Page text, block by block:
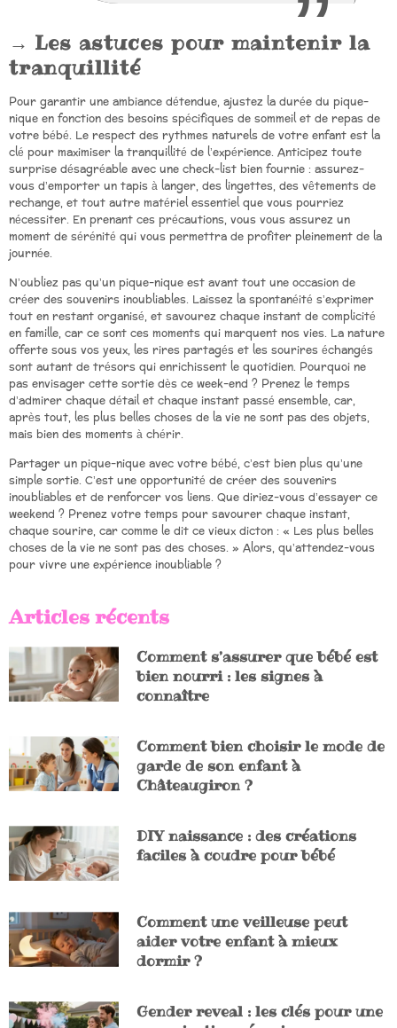
Les astuces pour maintenir la
tranquillité
Pour garantir une ambiance détendue, ajustez la durée du pique-
nique en fonction des besoins spécifiques de sommeil et de repas de
votre bébé. Le respect des rythmes naturels de votre enfant est la
clé pour maximiser la tranquillité de l’expérience. Anticipez toute
surprise désagréable avec une check-list bien fournie : assurez-
vous d’emporter un tapis à langer, des lingettes, des vêtements de
rechange, et tout autre matériel essentiel que vous pourriez
nécessiter. En prenant ces précautions, vous vous assurez un
moment de sérénité qui vous permettra de profiter pleinement de la
journée.
N’oubliez pas qu’un pique-nique est avant tout une occasion de
créer des souvenirs inoubliables. Laissez la spontanéité s’exprimer
tout en restant organisé, et savourez chaque instant de complicité
en famille, car ce sont ces moments qui marquent nos vies. La nature
offerte sous vos yeux, les rires partagés et les sourires échangés
sont autant de trésors qui enrichissent le quotidien. Pourquoi ne
pas envisager cette sortie dès ce week-end ? Prenez le temps
d’admirer chaque détail et chaque instant passé ensemble, car,
après tout, les plus belles choses de la vie ne sont pas des objets,
mais bien des moments à chérir.
Partager un pique-nique avec votre bébé, c’est bien plus qu’une
simple sortie. C’est une opportunité de créer des souvenirs
inoubliables et de renforcer vos liens. Que diriez-vous d’essayer ce
weekend ? Prenez votre temps pour savourer chaque instant,
chaque sourire, car comme le dit ce vieux dicton : « Les plus belles
choses de la vie ne sont pas des choses. » Alors, qu’attendez-vous
pour vivre une expérience inoubliable ?
Articles récents
Comment s’assurer que bébé est
bien nourri : les signes à
connaître
Comment bien choisir le mode de
garde de son enfant à
Châteaugiron ?
DIY naissance : des créations
faciles à coudre pour bébé
Comment une veilleuse peut
aider votre enfant à mieux
dormir ?
Gender reveal : les clés pour une